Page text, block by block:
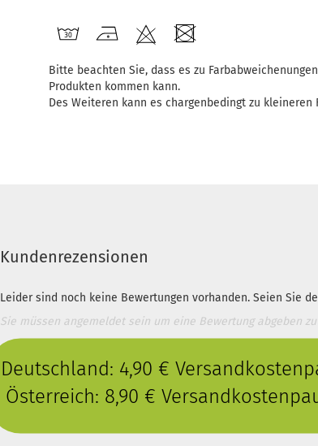
Bitte beachten Sie, dass es zu
Produkten kommen kann.
Des Weiteren kann es chargenbedingt zu kleineren
Kundenrezensionen
Leider sind noch keine Bewertungen vorhanden. Seien Sie
Sie müssen angemeldet sein um eine Bewertung abgeben
Deutschland: 4,90 €
Österreich: 8,90 €